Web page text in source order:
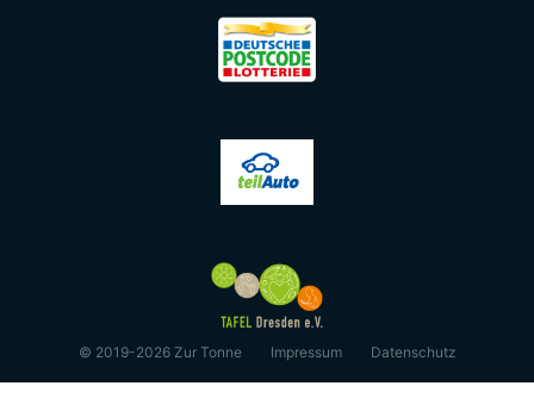
© 2019-2026 Zur Tonne Impressum Datenschutz